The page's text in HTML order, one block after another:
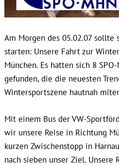
Am Morgen des 05.02.07 sollte
starten: Unsere Fahrt zur
München. Es hatten sich 8
gefunden, die die neuesten
Wintersportszene hautnah
Mit einem Bus der VW-
wir unsere Reise in Richtung
kurzen Zwischenstopp in
nach sieben unser Ziel. Unsere